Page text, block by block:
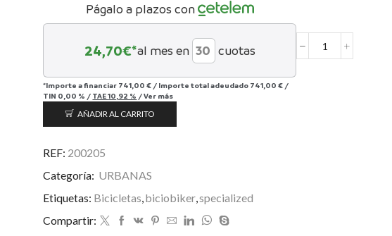
Págalo a plazos con
24,70€*al mes en cuotas
*Importe a financiar 741,00 € / Importe total adeudado 741,00 € /
TIN 0,00 % / TAE10,92 % /Ver más
Sirrus
AÑADIR AL CARRITO
REF: 200205
Categoría: URBANAS
Etiquetas: Bicicletas,biciobiker,specialized
Compartir: